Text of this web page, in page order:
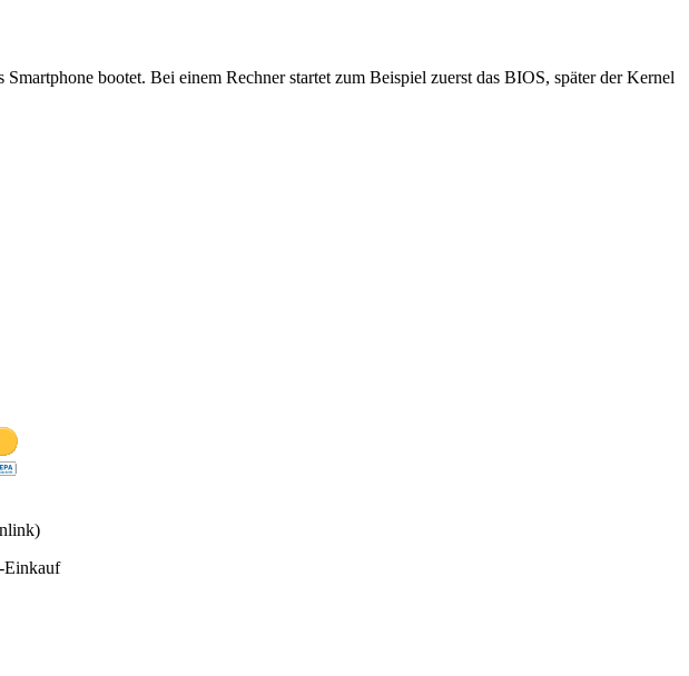
bootet. Bei einem Rechner startet zum Beispiel zuerst das BIOS, später der Kernel
Einkauf